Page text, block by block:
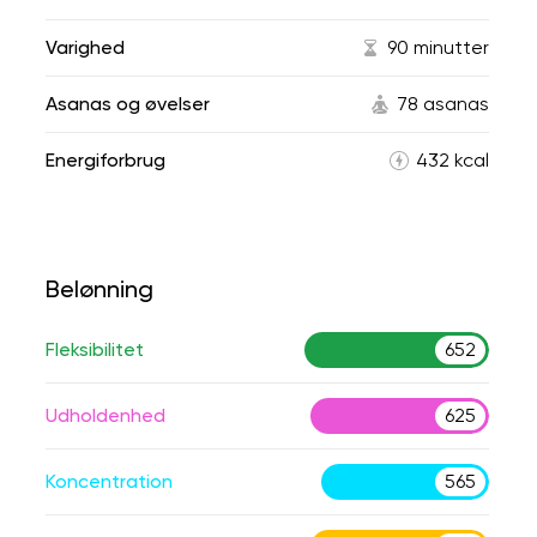
Varighed 90 minutter
Asanas og øvelser 78 asanas
Energiforbrug 432 kcal
Belønning
Fleksibilitet 652
Udholdenhed 625
Koncentration 565